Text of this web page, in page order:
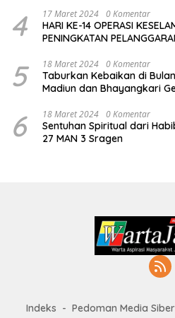
4 17 Maret 2024 0 Komentar
HARI KE-14 OPERASI
PENINGKATAN
5 18 Maret 2024 0 Komentar
Taburkan Kebaikan di
Madiun dan Bhayangkari
6 18 Maret 2024 0 Komentar
Sentuhan Spiritual dari
27 MAN 3 Sragen
Indeks Pedoman Media Siber